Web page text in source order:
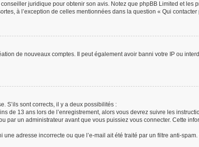
juridique pour obtenir son avis. Notez que phpBB Limited et
à l’exception de celles mentionnées dans la question « Qui
de nouveaux comptes. Il peut également avoir banni votre IP ou
S’ils sont corrects, il y a deux possibilités :
de 13 ans lors de l’enregistrement, alors vous devrez suivre les
par un administrateur avant que vous puissiez vous connecter. Cette
une adresse incorrecte ou que l’e-mail ait été traité par un filtre anti-